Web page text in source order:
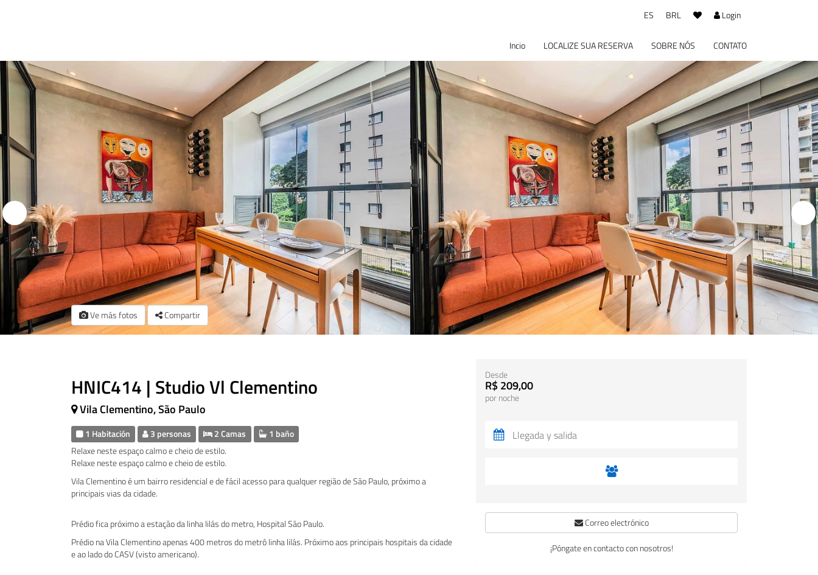
ES BRL Login
Incio LOCALIZE SUA RESERVA SOBRE NÓS CONTATO
Ve más fotos Compartir
HNIC414 | Studio Vl Clementino
Vila Clementino, São Paulo
1 Habitación 3 personas 2 Camas 1 baño
Relaxe neste espaço calmo e cheio de estilo.
Relaxe neste espaço calmo e cheio de estilo.
Vila Clementino é um bairro residencial e de fácil acesso para qualquer região de São Paulo, próximo a
principais vias da cidade.
Prédio fica próximo a estação da linha lilás do metro, Hospital São Paulo.
Prédio na Vila Clementino apenas 400 metros do metrô linha lilás. Próximo aos principais hospitais da cidade
e ao lado do CASV (visto americano).
Desde
R$ 209,00
por noche
Correo electrónico
¡Póngate en contacto con nosotros!